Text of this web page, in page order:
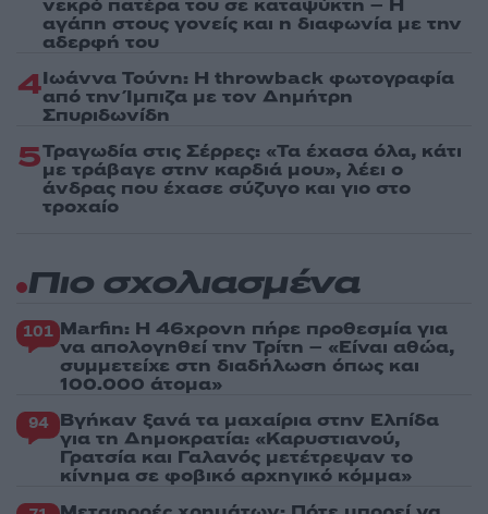
νεκρό πατέρα του σε καταψύκτη – Η
αγάπη στους γονείς και η διαφωνία με την
αδερφή του
4Ιωάννα Τούνη: Η throwback φωτογραφία
από την Ίμπιζα με τον Δημήτρη
Σπυριδωνίδη
5Τραγωδία στις Σέρρες: «Τα έχασα όλα, κάτι
με τράβαγε στην καρδιά μου», λέει ο
άνδρας που έχασε σύζυγο και γιο στο
τροχαίο
Πιο σχολιασμένα
101 Marfin: Η 46χρονη πήρε προθεσμία για
να απολογηθεί την Τρίτη – «Είναι αθώα,
συμμετείχε στη διαδήλωση όπως και
100.000 άτομα»
94 Βγήκαν ξανά τα μαχαίρια στην Ελπίδα
για τη Δημοκρατία: «Καρυστιανού,
Γρατσία και Γαλανός μετέτρεψαν το
κίνημα σε φοβικό αρχηγικό κόμμα»